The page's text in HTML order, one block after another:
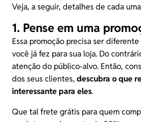
Veja, a seguir, detalhes de cada
1. Pense em uma
Essa promoção precisa ser
você já fez para sua loja. Do
atenção do público-alvo. Então,
dos seus clientes, descubra o que
interessante para eles.
Que tal frete grátis para quem